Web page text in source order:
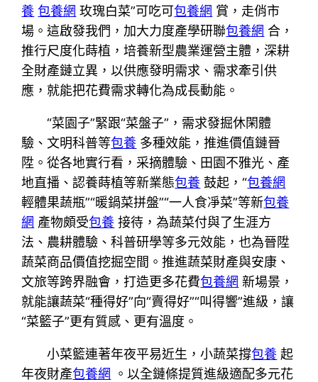
養 包養網 玫瑰白菜”可吃可包養網 賞，走俏市
場。這啟發我們，加大力度產學研聯包養網 合，
推行尺度化蒔植，培養新型農業運營主體，深耕
全財產鏈立異，以供應發明需求、需求牽引供
應，就能把花費需求轉化為成長動能。
“菜園子”緊跟“菜盤子”，需求發掘休閑體
驗、文明科普等包養 多種效能，推進價值鏈晉
陞。從各地實行看，采摘體驗、田園不雅光、產
地直播、認養蒔植等新業態包養 鼓起，“包養網
輕體果蔬瓶”“暖鍋菜拼盤”“一人食凈菜”等新包養
網 產物頗受包養 接待，為蔬菜付與了生涯方
法、農耕體驗、科普研學等多元效能，也為晉陞
蔬菜商品價值挖掘空間。推進蔬菜財產與安康、
文旅等跨界融會，打造更多花費包養網 新場景，
就能讓蔬菜“種得好”向“賣得好”“叫得響”進級，讓
“菜籃子”更有質感、更有溫度。
小菜籃連著年夜平易近生，小蔬菜撐包養 起
年夜財產包養網
。以全鏈條提質進級適配多元花